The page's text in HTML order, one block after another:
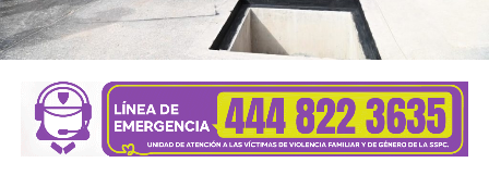
SIGUIENTE
Calle Ópalo en Valle Dorado se reducirá a un solo
carril por reparación de alcantarillado sanitario
NO TE PIERDAS
Tenemos proyecto de ciudad para dar continuidad al
trabajo por San Luis: Galindo